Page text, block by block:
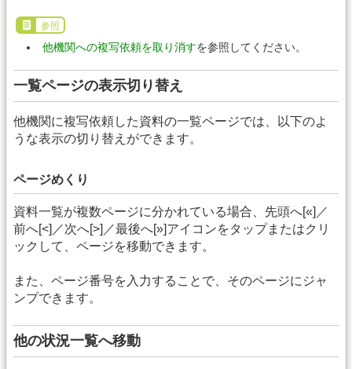
参照
他機関への複写依頼を取り消すを参照してください。
一覧ページの表示切り替え
他機関に複写依頼した資料の一覧ページでは、以下のよ
うな表示の切り替えができます。
ページめくり
資料一覧が複数ページに分かれている場合、先頭へ[«]／
前へ[<]／次へ[>]／最後へ[»]アイコンをタップまたはクリ
ックして、ページを移動できます。
また、ページ番号を入力することで、そのページにジャ
ンプできます。
他の状況一覧へ移動